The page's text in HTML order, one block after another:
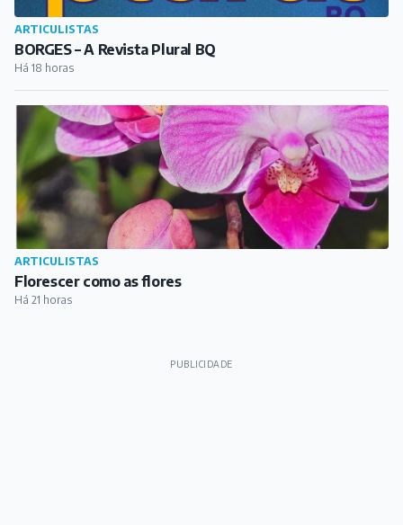
ARTICULISTAS
BORGES – A Revista Plural BQ
Há 18 horas
ARTICULISTAS
Florescer como as flores
Há 21 horas
PUBLICIDADE